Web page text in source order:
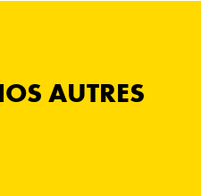
AUTRES